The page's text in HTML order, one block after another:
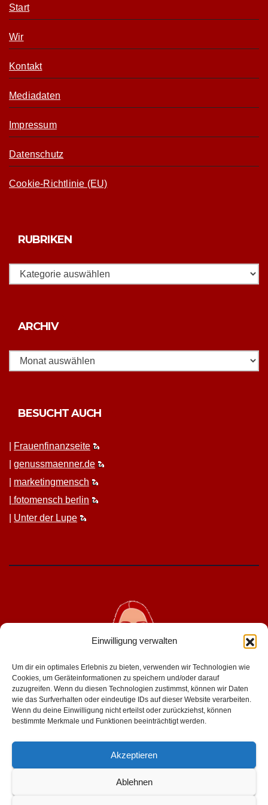
Einwilligung verwalten
Um dir ein optimales Erlebnis zu bieten, verwenden wir Technologien wie
Cookies, um Geräteinformationen zu speichern und/oder darauf
zuzugreifen. Wenn du diesen Technologien zustimmst, können wir Daten
wie das Surfverhalten oder eindeutige IDs auf dieser Website verarbeiten.
Wenn du deine Einwilligung nicht erteilst oder zurückziehst, können
bestimmte Merkmale und Funktionen beeinträchtigt werden.
Akzeptieren
Ablehnen
Start
Wir
Kontakt
Mediadaten
Impressum
Datenschutz
Cookie-Richtlinie (EU)
RUBRIKEN
Rubriken
ARCHIV
BESUCHT AUCH
Frauen­fi­nanz­seite
genussmaenner.de
mar­ket­ing­men­sch
fotomen­sch berlin
Unter der Lupe
geniesserinnen.de